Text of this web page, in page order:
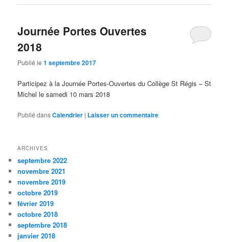
Journée Portes Ouvertes
2018
Publié le1 septembre 2017
Participez à la Journée Portes-Ouvertes du Collège St Régis – St
Michel le samedi 10 mars 2018
Publié dansCalendrier | Laisser un commentaire
ARCHIVES
septembre 2022
novembre 2021
novembre 2019
octobre 2019
février 2019
octobre 2018
septembre 2018
janvier 2018